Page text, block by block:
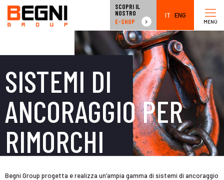
MENÙ
SCOPRI IL
NOSTRO
E-SHOP
IT ENG
SISTEMI DI
ANCORAGGIO PER
RIMORCHI
Begni Group progetta e realizza un’ampia gamma di sistemi di ancoraggio